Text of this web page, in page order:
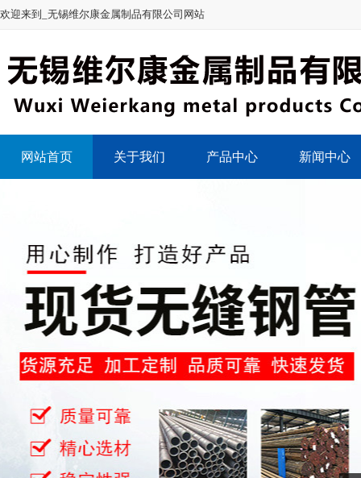
欢迎来到_无锡维尔康金属制品有限公司网站
网站首页 关于我们 产品中心 新闻中心